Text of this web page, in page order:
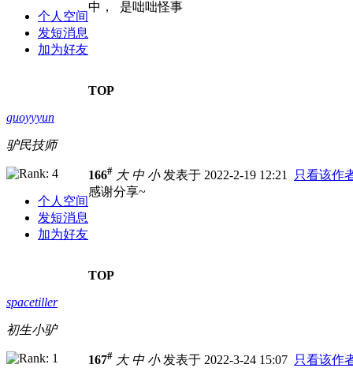
个人空间
发短消息
加为好友
中， 是咄咄怪事
TOP
guoyyyun
驴民技师
个人空间
发短消息
加为好友
166# 大 中 小发表于 2022-2-19 12:21
只看该作
感谢分享~
TOP
spacetiller
初生小驴
167# 大 中 小发表于 2022-3-24 15:07 只看该作